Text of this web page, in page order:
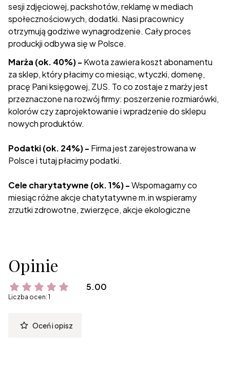
sesji zdjęciowej, packshotów, reklamę w mediach
społecznościowych, dodatki. Nasi pracownicy
otrzymują godziwe wynagrodzenie. Cały proces
produckji odbywa się w Polsce.
Marża (ok. 40%) - Kwota zawiera koszt abonamentu
za sklep, który płacimy co miesiąc, wtyczki, domenę,
pracę Pani księgowej, ZUS. To co zostaje z marży jest
przeznaczone na rozwój firmy: poszerzenie rozmiarówki,
kolorów czy zaprojektowanie i wpradzenie do sklepu
nowych produktów.
Podatki (ok. 24%) - Firma jest zarejestrowana w
Polsce i tutaj płacimy podatki.
Cele charytatywne (ok. 1%) -Wspomagamy co
miesiąc różne akcje chatytatywne m.in wspieramy
zrzutki zdrowotne, zwierzęce, akcje ekologiczne
Opinie
5.00
Liczba ocen: 1
Oceń i opisz